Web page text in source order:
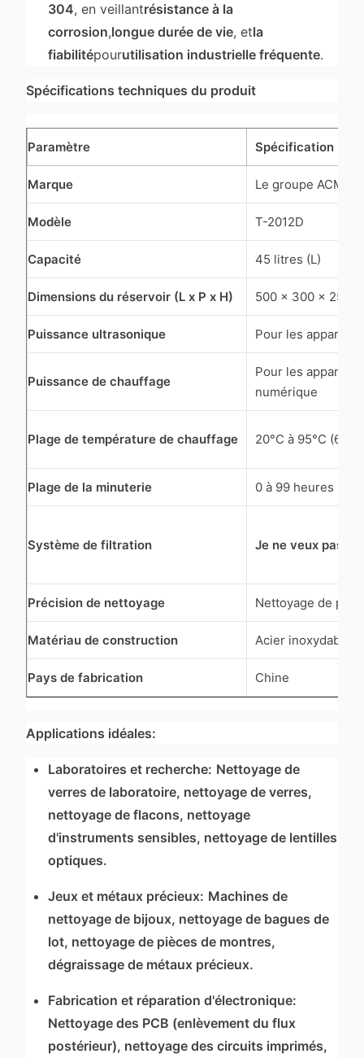
304, en veillantrésistance à la
corrosion,longue durée de vie, etla
fiabilitépourutilisation industrielle fréquente.
Spécifications techniques du produit
Paramètre Spécification
Marque Le groupe
Modèle T-2012D
Capacité 45 litres (L)
Dimensions du réservoir (L x P x H) 500 x 300 x 250
Puissance ultrasonique Pour les
Puissance de chauffage
Pour les appareils
numérique
Plage de température de chauffage 20°C à 95°C
Plage de la minuterie 0 à 99 heures (H)
Système de filtration Je ne veux pas.
Précision de nettoyage Nettoyage de
Matériau de construction Acier inoxydable
Pays de fabrication Chine
Applications idéales:
Laboratoires et recherche: Nettoyage de
verres de laboratoire, nettoyage de verres,
nettoyage de flacons, nettoyage
d'instruments sensibles, nettoyage de lentilles
optiques.
Jeux et métaux précieux: Machines de
nettoyage de bijoux, nettoyage de bagues de
lot, nettoyage de pièces de montres,
dégraissage de métaux précieux.
Fabrication et réparation d'électronique:
Nettoyage des PCB (enlèvement du flux
postérieur), nettoyage des circuits imprimés,